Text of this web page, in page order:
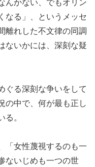
んかない、でもオリン
なる」、というメッセ
離れした不文律の同調
ないかには、深刻な疑
ぐる深刻な争いをして
の中で、何が最も正し
る。
「女性蔑視するのも一
ないじめも一つの世